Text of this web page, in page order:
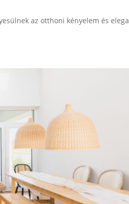
az otthoni kényelem és